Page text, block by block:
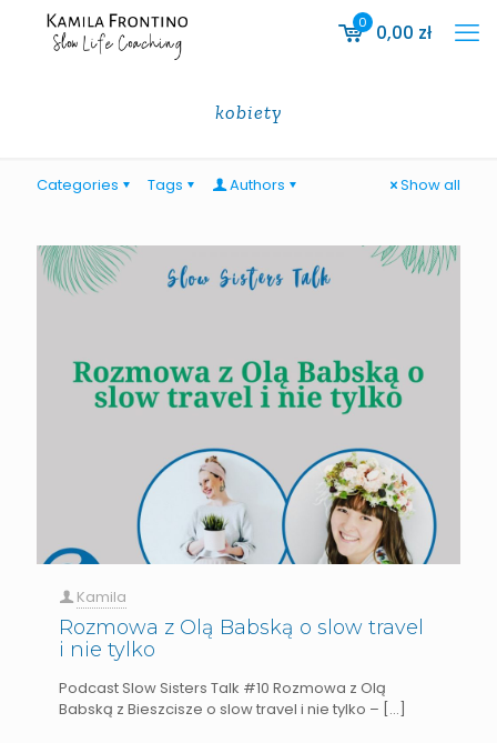
0 0,00 zł
kobiety
Categories Tags Authors Show all
Kamila
Rozmowa z Olą Babską o slow travel
i nie tylko
Podcast Slow Sisters Talk #10 Rozmowa z Olą
Babską z Bieszcisze o slow travel i nie tylko – […]